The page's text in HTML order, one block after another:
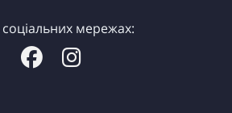
мережах: